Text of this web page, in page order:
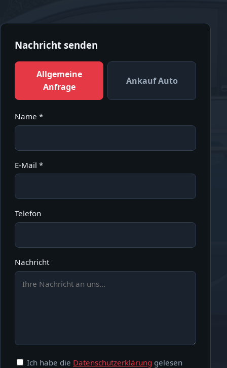
Nachricht senden
Allgemeine
Anfrage
Ankauf Auto
Name *
E-Mail *
Telefon
Nachricht
Ich habe die Datenschutzerklärung gelesen